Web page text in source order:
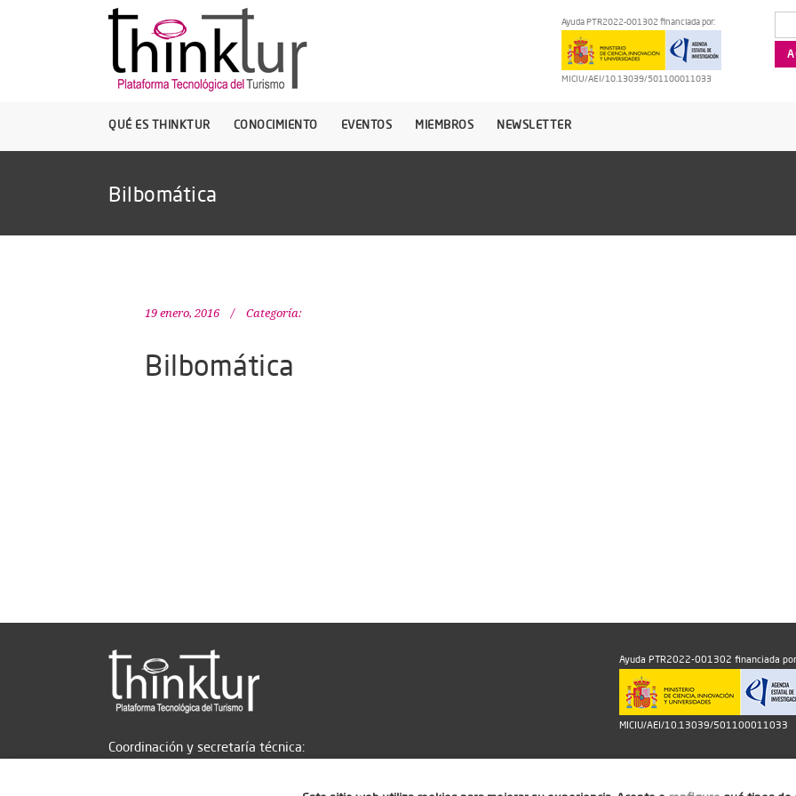
Ayuda PTR2022-001302 financiada por:
MICIU/AEI/10.13039/501100011033
QUÉ ES THINKTUR CONOCIMIENTO EVENTOS MIEMBROS NEWSLETTER
Bilbomática
19 enero, 2016 Categoría:
Bilbomática
Coordinación y secretaría técnica:
Ayuda PTR2022-001302 financiada
MICIU/AEI/10.13039/501100011033